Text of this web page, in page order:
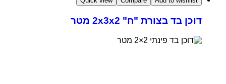
דוכן בד בצורת "ח" 2x3x2 מטר